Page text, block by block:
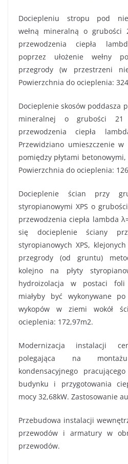
Dociepleniu stropu pod
wełną mineralną o grubości
przewodzenia ciepła
poprzez ułożenie wełny
przegrody (w przestrzeni
Powierzchnia do ocieplenia:
Docieplenie skosów poddasza
mineralnej o grubości 21
przewodzenia ciepła
Przewidziano umieszczenie
pomiędzy płytami
Powierzchnia do ocieplenia:
Docieplenie ścian przy
styropianowymi XPS o
przewodzenia ciepła lambda
się docieplenie ściany
styropianowych XPS,
przegrody (od gruntu)
kolejno na płyty
hydroizolacja w postaci foli
miałyby być wykonywane
wykopów w ziemi wokół
ocieplenia: 172,97m2.
Modernizacja instalacji
polegająca na
kondensacyjnego
budynku i przygotowania
mocy 32,68kW. Zastosowanie
Przebudowa instalacji
przewodów i armatury w
przewodów.